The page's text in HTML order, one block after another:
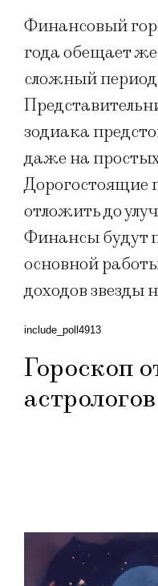
Финансовый
года обещает
сложный
зодиака
даже на
Дорогостоящие
отложить до
Финансы будут
основной
доходов звезды
include_poll4913
Гороскоп
астрологов